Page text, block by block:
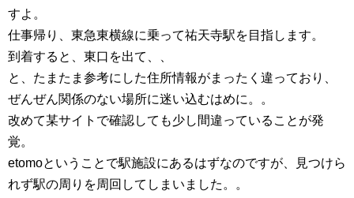
すよ。
仕事帰り、東急東横線に乗って祐天寺駅を目指します。
到着すると、東口を出て、、
と、たまたま参考にした住所情報がまったく違っており、
ぜんぜん関係のない場所に迷い込むはめに。。
改めて某サイトで確認しても少し間違っていることが発
覚。
etomoということで駅施設にあるはずなのですが、見つけら
れず駅の周りを周回してしまいました。。